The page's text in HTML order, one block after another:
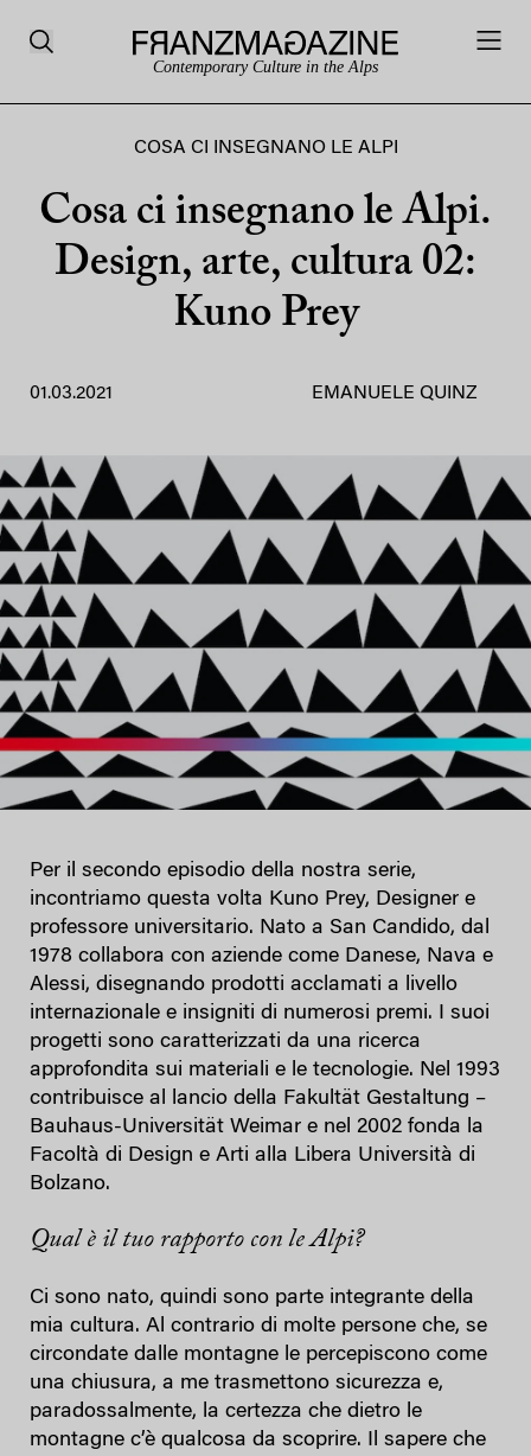
Contemporary Culture in the Alps
COSA CI INSEGNANO LE ALPI
Cosa ci insegnano le Alpi.
Design, arte, cultura 02:
Kuno Prey
01.03.2021 EMANUELE QUINZ
Per il secondo episodio della nostra serie,
incontriamo questa volta Kuno Prey, Designer e
professore universitario. Nato a San Candido, dal
1978 collabora con aziende come Danese, Nava e
Alessi, disegnando prodotti acclamati a livello
internazionale e insigniti di numerosi premi. I suoi
progetti sono caratterizzati da una ricerca
approfondita sui materiali e le tecnologie. Nel 1993
contribuisce al lancio della Fakultät Gestaltung –
Bauhaus-Universität Weimar e nel 2002 fonda la
Facoltà di Design e Arti alla Libera Università di
Bolzano.
Qual è il tuo rapporto con le Alpi?
Ci sono nato, quindi sono parte integrante della
mia cultura. Al contrario di molte persone che, se
circondate dalle montagne le percepiscono come
una chiusura, a me trasmettono sicurezza e,
paradossalmente, la certezza che dietro le
montagne c’è qualcosa da scoprire. Il sapere che